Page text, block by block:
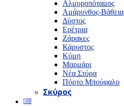
Αλμυροπόταμος
Αμάρυνθος-Βάθεια
Δύστος
Ερέτρια
Ζάρακες
Κάρυστος
Κύμη
Μαρμάρι
Νέα Στύρα
Πόρτο Μπούφαλο
Σκύρος